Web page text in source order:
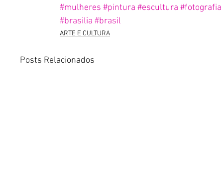
#mulheres #pintura #escultura #fotografia
#brasilia #brasil
ARTE E CULTURA
Posts Relacionados